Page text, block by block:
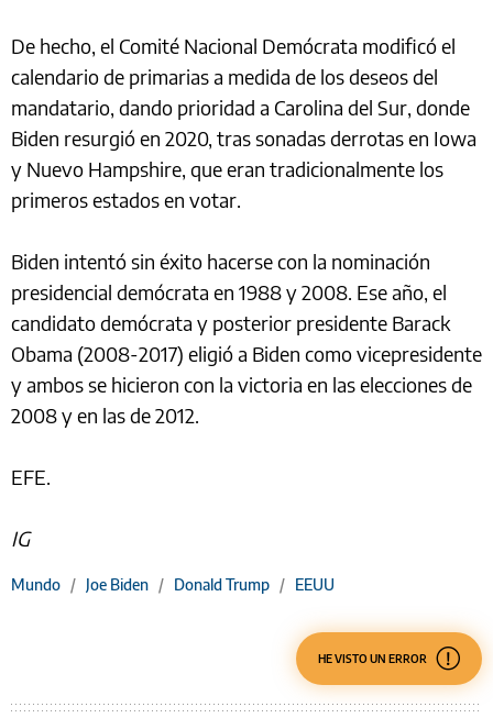
De hecho, el Comité Nacional Demócrata modificó el
calendario de primarias a medida de los deseos del
mandatario, dando prioridad a Carolina del Sur, donde
Biden resurgió en 2020, tras sonadas derrotas en Iowa
y Nuevo Hampshire, que eran tradicionalmente los
primeros estados en votar.
Biden intentó sin éxito hacerse con la nominación
presidencial demócrata en 1988 y 2008. Ese año, el
candidato demócrata y posterior presidente Barack
Obama (2008-2017) eligió a Biden como vicepresidente
y ambos se hicieron con la victoria en las elecciones de
2008 y en las de 2012.
EFE.
IG
Mundo / Joe Biden / Donald Trump / EEUU
HE VISTO UN ERROR